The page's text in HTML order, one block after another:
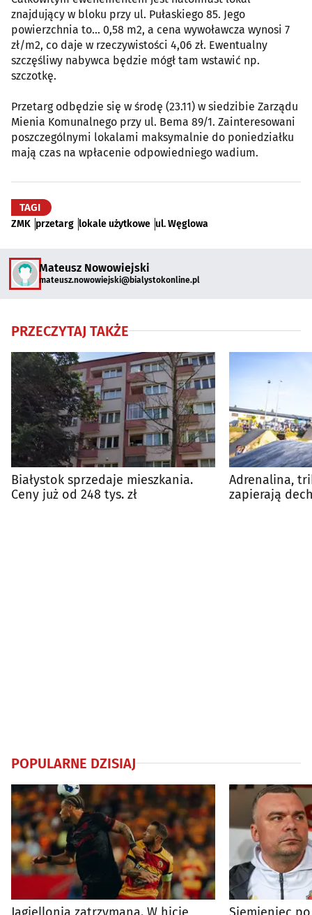
znajdujący w bloku przy ul. Pułaskiego 85. Jego
powierzchnia to... 0,58 m2, a cena wywoławcza wynosi 7
zł/m2, co daje w rzeczywistości 4,06 zł. Ewentualny
szczęśliwy nabywca będzie mógł tam wstawić np.
szczotkę.
Przetarg odbędzie się w środę (23.11) w siedzibie Zarządu
Mienia Komunalnego przy ul. Bema 89/1. Zainteresowani
poszczególnymi lokalami maksymalnie do poniedziałku
mają czas na wpłacenie odpowiedniego wadium.
TAGI
ZMK przetarg lokale użytkowe ul. Węglowa
Mateusz Nowowiejski
mateusz.nowowiejski@bialystokonline.pl
PRZECZYTAJ TAKŻE
Białystok sprzedaje mieszkania.
Ceny już od 248 tys. zł
Adrenalina,
zapierają
POPULARNE DZISIAJ
Jagiellonia zatrzymana. W hicie Siemieniec